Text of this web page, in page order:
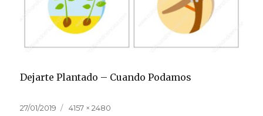
Dejarte Plantado – Cuando Podamos
Publicado
27/01/2019
Tamaño
4157 × 2480